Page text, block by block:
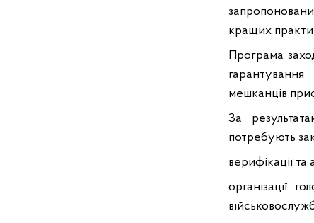
кращих
Програма
мешканців
За
потребують
верифікації
організації